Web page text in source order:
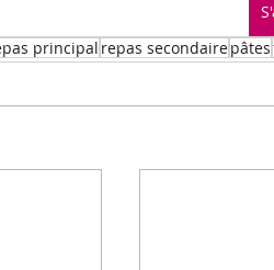
Repas
Techniques culinaires Divers
principal repas secondairepâtes